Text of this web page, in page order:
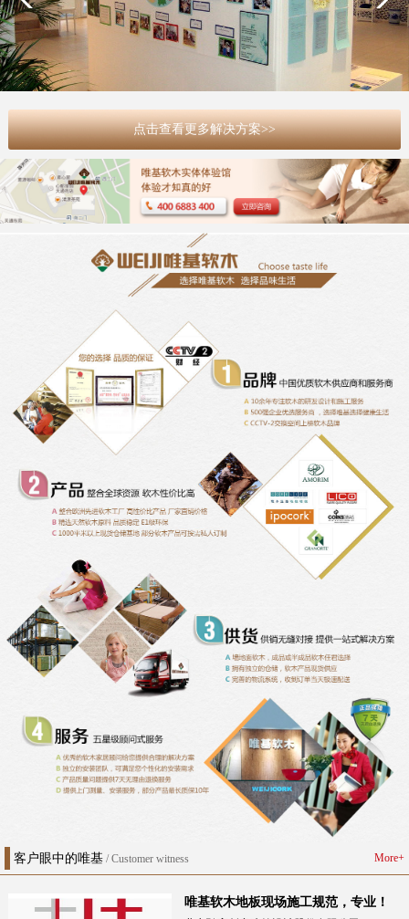
点击查看更多解决方案>>
More+
客户眼中的唯基 / Customer witness
唯基软木地板现场施工规范，专业！